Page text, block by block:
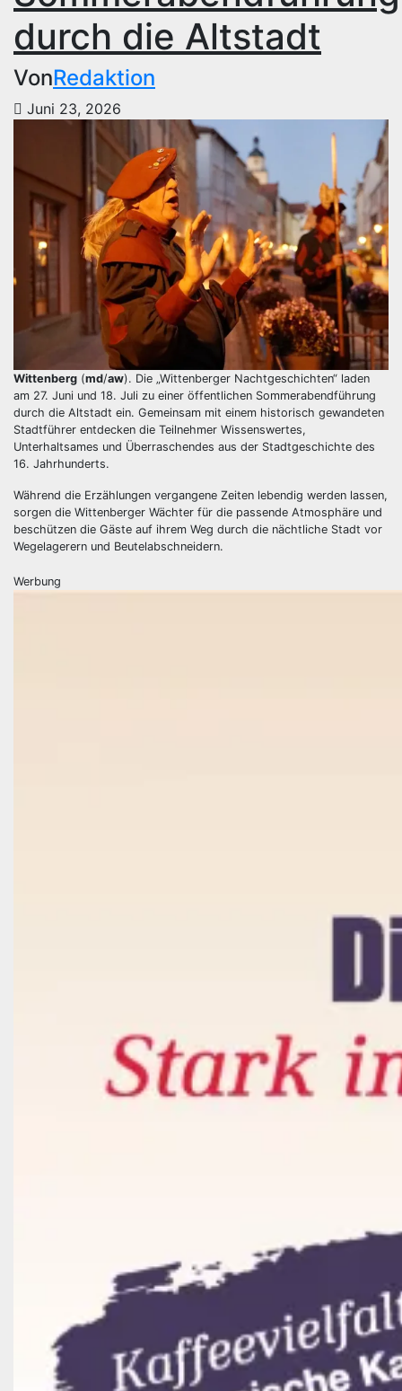
durch die Altstadt
VonRedaktion
Juni 23, 2026
Wittenberg (md/aw). Die „Wittenberger Nachtgeschichten“ laden
am 27. Juni und 18. Juli zu einer öffentlichen Sommerabendführung
durch die Altstadt ein. Gemeinsam mit einem historisch gewandeten
Stadtführer entdecken die Teilnehmer Wissenswertes,
Unterhaltsames und Überraschendes aus der Stadtgeschichte des
16. Jahrhunderts.
Während die Erzählungen vergangene Zeiten lebendig werden lassen,
sorgen die Wittenberger Wächter für die passende Atmosphäre und
beschützen die Gäste auf ihrem Weg durch die nächtliche Stadt vor
Wegelagerern und Beutelabschneidern.
Werbung